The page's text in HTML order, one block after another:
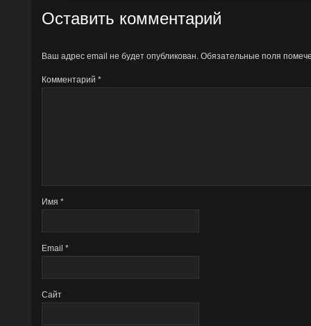
Оставить комментарий
Ваш адрес email не будет опубликован. Обязательные поля
Комментарий *
Имя *
Email *
Сайт